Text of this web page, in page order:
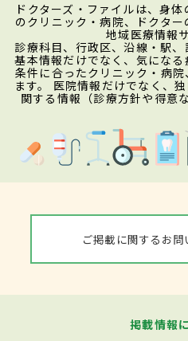
ドクターズ・ファイルは、身
のクリニック・病院、ドクタ
地域医療情報
診療科目、行政区、沿線・駅
基本情報だけでなく、気にな
条件に合ったクリニック・病
ます。 医院情報だけでなく、
関する情報（診療方針や得意
ご掲載に関するお
掲載情報